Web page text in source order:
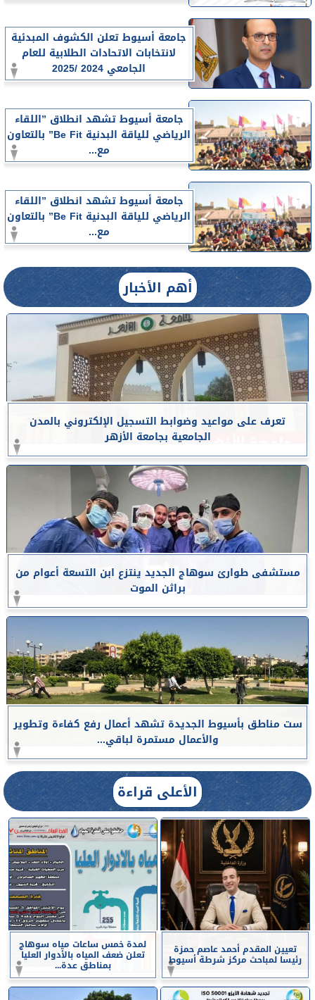
جامعة أسيوط تعلن الكشوف المبدئية
لانتخابات الاتحادات الطلابية للعام
الجامعي 2024 /2025
جامعة أسيوط تشهد انطلاق ”اللقاء
الرياضي للياقة البدنية Be Fit” بالتعاون
مع...
جامعة أسيوط تشهد انطلاق ”اللقاء
الرياضي للياقة البدنية Be Fit” بالتعاون
مع...
أهم الأخبار
تعرف على مواعيد وضوابط التسجيل الإلكتروني بالمدن
الجامعية بجامعة الأزهر
مستشفى طوارئ سوهاج الجديد ينتزع ابن التسعة أعوام من
براثن الموت
ست مناطق بأسيوط الجديدة تشهد أعمال رفع كفاءة وتطوير
والأعمال مستمرة لباقي...
الأعلى قراءة
تعيين المقدم أحمد عاصم حمزة
رئيسا لمباحث مركز شرطة أسيوط
لمدة خمس ساعات مياه سوهاج
تعلن ضعف المياه بالأدوار العليا
بمناطق عدة...